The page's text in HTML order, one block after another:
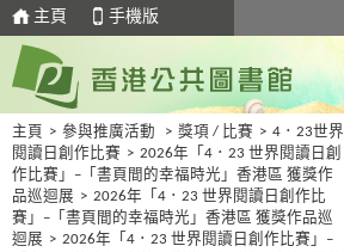
主頁 手機版
主頁 > 參與推廣活動 > 獎項 / 比賽 > 4．23世界
閱讀日創作比賽 > 2026年「4．23 世界閱讀日創
作比賽」–「書頁間的幸福時光」香港區 獲獎作
品巡迴展 > 2026年「4．23 世界閱讀日創作比
賽」–「書頁間的幸福時光」香港區 獲獎作品巡
迴展 > 2026年「4．23 世界閱讀日創作比賽」–